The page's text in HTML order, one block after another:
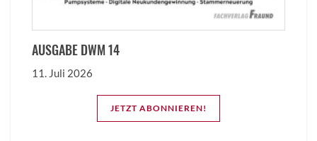
AUSGABE DWM 14
11. Juli 2026
JETZT ABONNIEREN!